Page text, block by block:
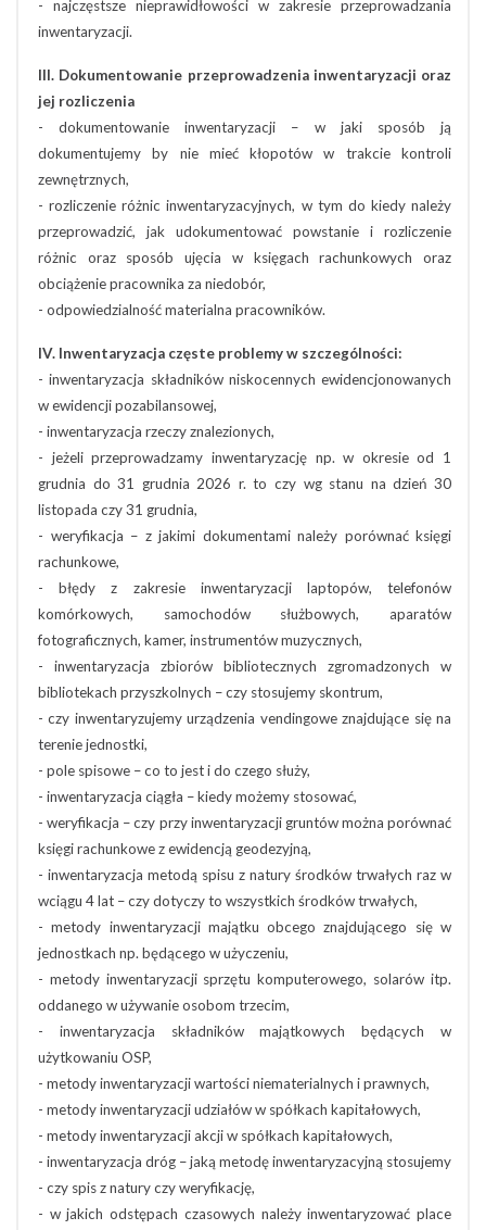
- najczęstsze nieprawidłowości w zakresie przeprowadzania
inwentaryzacji.
III. Dokumentowanie przeprowadzenia inwentaryzacji oraz
jej rozliczenia
- dokumentowanie inwentaryzacji – w jaki sposób ją
dokumentujemy by nie mieć kłopotów w trakcie kontroli
zewnętrznych,
- rozliczenie różnic inwentaryzacyjnych, w tym do kiedy należy
przeprowadzić, jak udokumentować powstanie i rozliczenie
różnic oraz sposób ujęcia w księgach rachunkowych oraz
obciążenie pracownika za niedobór,
- odpowiedzialność materialna pracowników.
IV. Inwentaryzacja częste problemy w szczególności:
- inwentaryzacja składników niskocennych ewidencjonowanych
w ewidencji pozabilansowej,
- inwentaryzacja rzeczy znalezionych,
- jeżeli przeprowadzamy inwentaryzację np. w okresie od 1
grudnia do 31 grudnia 2026 r. to czy wg stanu na dzień 30
listopada czy 31 grudnia,
- weryfikacja – z jakimi dokumentami należy porównać księgi
rachunkowe,
- błędy z zakresie inwentaryzacji laptopów, telefonów
komórkowych, samochodów służbowych, aparatów
fotograficznych, kamer, instrumentów muzycznych,
- inwentaryzacja zbiorów bibliotecznych zgromadzonych w
bibliotekach przyszkolnych – czy stosujemy skontrum,
- czy inwentaryzujemy urządzenia vendingowe znajdujące się na
terenie jednostki,
- pole spisowe – co to jest i do czego służy,
- inwentaryzacja ciągła – kiedy możemy stosować,
- weryfikacja – czy przy inwentaryzacji gruntów można porównać
księgi rachunkowe z ewidencją geodezyjną,
- inwentaryzacja metodą spisu z natury środków trwałych raz w
wciągu 4 lat – czy dotyczy to wszystkich środków trwałych,
- metody inwentaryzacji majątku obcego znajdującego się w
jednostkach np. będącego w użyczeniu,
- metody inwentaryzacji sprzętu komputerowego, solarów itp.
oddanego w używanie osobom trzecim,
- inwentaryzacja składników majątkowych będących w
użytkowaniu OSP,
- metody inwentaryzacji wartości niematerialnych i prawnych,
- metody inwentaryzacji udziałów w spółkach kapitałowych,
- metody inwentaryzacji akcji w spółkach kapitałowych,
- inwentaryzacja dróg – jaką metodę inwentaryzacyjną stosujemy
- czy spis z natury czy weryfikację,
- w jakich odstępach czasowych należy inwentaryzować place